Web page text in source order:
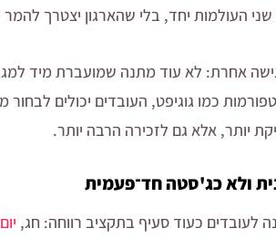
העולמות יחד, בלי שהארגון יצטרך
אחרת: לא עוד מתנה שמועברת מיד
כמו גוגיפט, העובדים יכולים לבחור
יותר, אלא גם לזכירה הרבה יותר.
ולא כג'סטה חד־פעמית
כעוד סעיף בתקציב רווחה: חג,